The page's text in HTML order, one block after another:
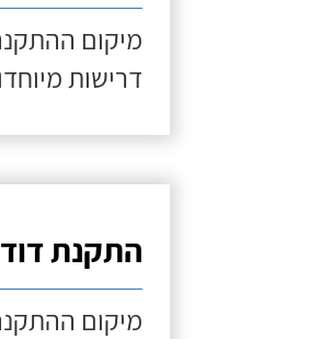
מיקום
דרישות
התקנת דוד
מיקום